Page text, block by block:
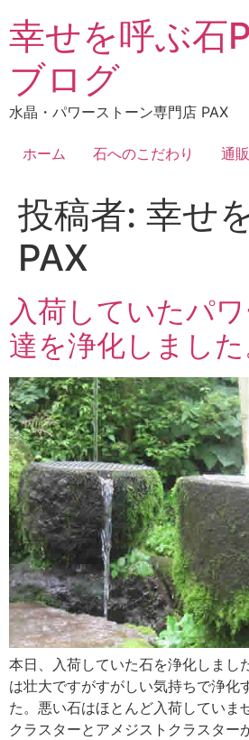
ン
ン
に
幸せを呼ぶ石
ブログ
水晶・パワーストーン専門店 PAX
ホーム 石へのこだわり 通
投稿者: 幸せ
PAX
入荷していたパ
達を浄化しました
本日、入荷していた石を浄化しまし
は壮大ですがすがしい気持ちで浄化
た。悪い石はほとんど入荷していま
クラスターとアメジストクラスター